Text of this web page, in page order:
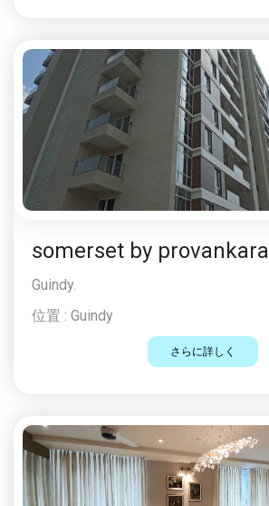
somerset by provankara
Guindy.
位置 : Guindy
さらに詳しく